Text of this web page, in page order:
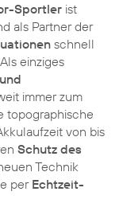
Sportler ist
als Partner der
schnell
einziges
immer zum
topographische
von bis
Schutz des
Technik
per Echtzeit-